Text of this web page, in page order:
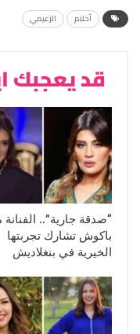
أحلام الزعيمي
قد يعجبك
“صدقة جارية”.. الفنانة
باكوش تشارك تجربتها
الخيرية في بنغلاديش